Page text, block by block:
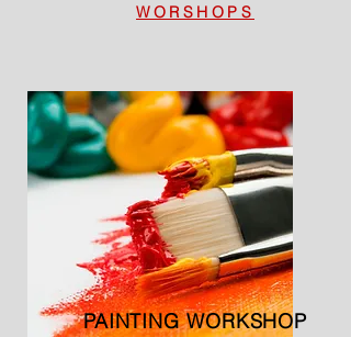
WORSHOPS
PAINTING WORKSHOP